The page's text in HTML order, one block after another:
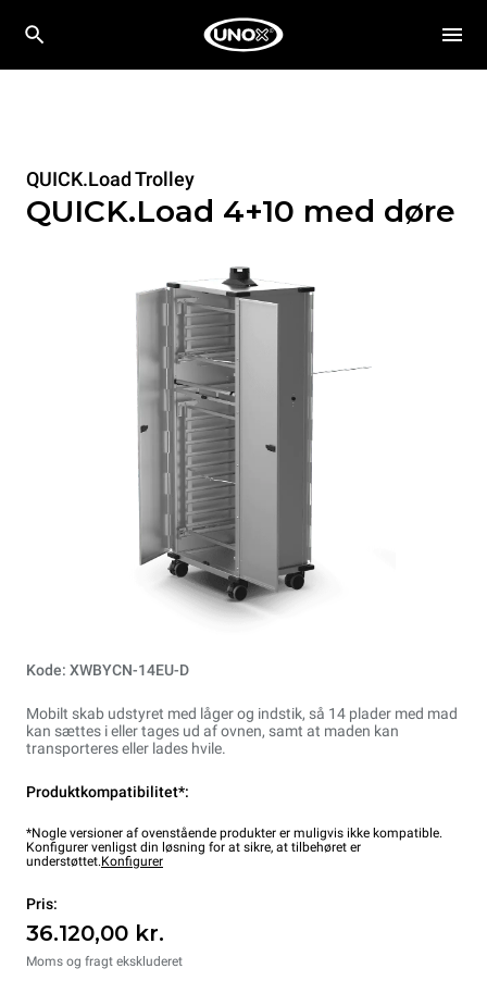
QUICK.Load Trolley
QUICK.Load 4+10 med døre
Kode: XWBYCN-14EU-D
Mobilt skab udstyret med låger og indstik, så 14 plader med mad
kan sættes i eller tages ud af ovnen, samt at maden kan
transporteres eller lades hvile.
Produktkompatibilitet*:
*Nogle versioner af ovenstående produkter er muligvis ikke kompatible.
Konfigurer venligst din løsning for at sikre, at tilbehøret er
understøttet.Konfigurer
Pris:
36.120,00 kr.
Moms og fragt ekskluderet